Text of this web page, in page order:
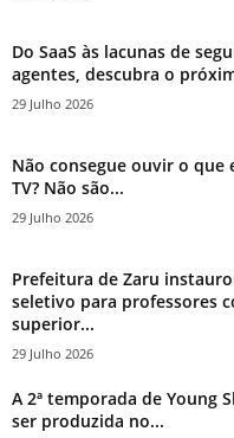
Do SaaS às lacunas de
agentes, descubra o
29 Julho 2026
Não consegue ouvir o que
TV? Não são...
29 Julho 2026
Prefeitura de Zaru
seletivo para professores
superior...
29 Julho 2026
A 2ª temporada de Young
ser produzida no...